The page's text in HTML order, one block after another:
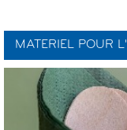
MATERIEL POUR